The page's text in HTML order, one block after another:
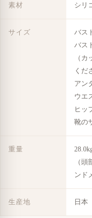
素材 シリ
サイズ
バス
バス
（
くだ
アン
ウエ
ヒッ
靴の
重量
（
ンド
生産地 日本